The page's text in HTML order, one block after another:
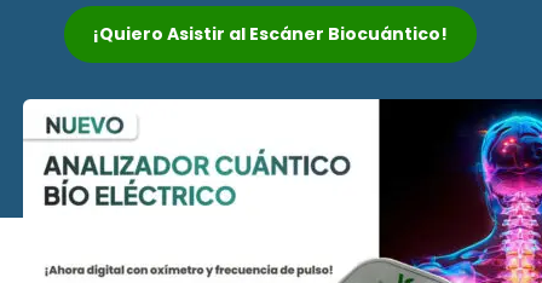
¡Quiero Asistir al Escáner Biocuántico!